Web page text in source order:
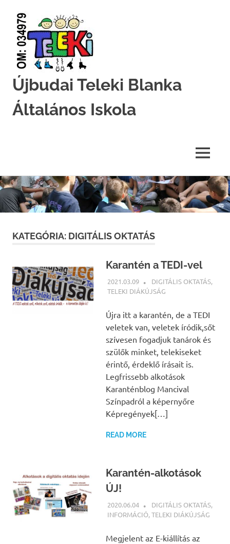
Skip
to
content
Újbudai Teleki Blanka
Általános Iskola
MENU
KATEGÓRIA: DIGITÁLIS OKTATÁS
Karantén a TEDI-vel
2021.03.09 NBEA
DIGITÁLIS OKTATÁS,
TELEKI DIÁKÚJSÁG
Újra itt a karantén, de a TEDI
veletek van, veletek íródik,sőt
szívesen fogadjuk tanárok és
szülők minket, telekiseket
érintő, érdeklő írásait is.
Legfrissebb alkotások
Karanténblog Mancival
Színpadról a képernyőre
Képregények[…]
READ MORE
Karantén-alkotások
ÚJ!
2020.06.04 NBEA
DIGITÁLIS OKTATÁS,
INFORMÁCIÓ,TELEKI DIÁKÚJSÁG
Megjelent az E-kiállítás az